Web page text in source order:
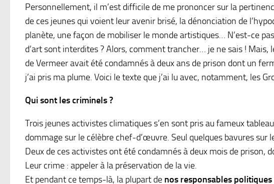
Personnellement, il m’est difficile de me prononcer sur la
de ces jeunes qui voient leur avenir brisé, la dénonciation de
planète, une façon de mobiliser le monde artistiques… N’est-ce
d’art sont interdites ? Alors, comment trancher… je ne sais ! Mais,
de Vermeer avait été condamnés à deux ans de prison dont un
j’ai pris ma plume. Voici le texte que j’ai lu avec, notamment, les
Qui sont les criminels ?
Trois jeunes activistes climatiques s’en sont pris au fameux
dommage sur le célèbre chef-d’œuvre. Seul quelques bavures
Deux de ces activistes ont été condamnés à deux mois de prison,
Leur crime : appeler à la préservation de la vie.
Et pendant ce temps-là, la plupart de nos responsables